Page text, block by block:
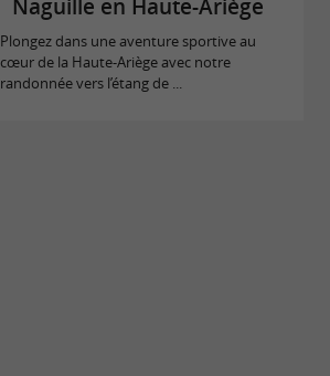
Naguille en Haute-Ariège
Plongez dans une aventure sportive au
cœur de la Haute-Ariège avec notre
randonnée vers l’étang de ...